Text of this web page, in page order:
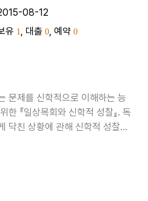
08-12
유 1 , 대출 0 , 예약 0
문제를 신학적으로 이해하는 능
한 『일상목회와 신학적 성찰』. 독
닥친 상황에 관해 신학적 성찰을